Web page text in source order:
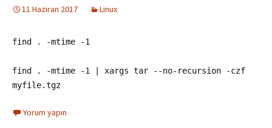
11 Haziran 2017 Linux
find . -mtime -1
find . -mtime -1 | xargs tar --no-recursion -czf
myfile.tgz
Yorum yapın